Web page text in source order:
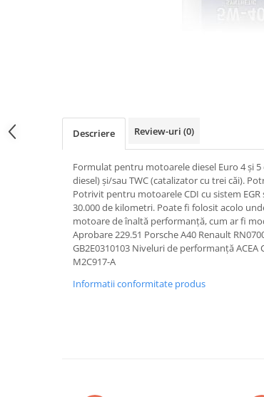
Descriere Review-uri (0)
Formulat pentru motoarele diesel Euro 4 și
diesel) și/sau TWC (catalizator cu trei căi).
Potrivit pentru motoarele CDI cu sistem
30.000 de kilometri. Poate fi folosit acolo
motoare de înaltă performanță, cum ar fi
Aprobare 229.51 Porsche A40 Renault
GB2E0310103 Niveluri de performanță ACEA
M2C917-A
Informatii conformitate produs